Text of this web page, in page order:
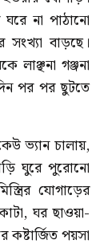
না পাঠানো
সংখ্যা বাড়ছে।
লাঞ্ছনা গঞ্জনা
পর পর ছুটতে
ভ্যান চালায়,
ঘুরে পুরোনো
যোগাড়ের
ঘর ছাওয়া-
পয়সা